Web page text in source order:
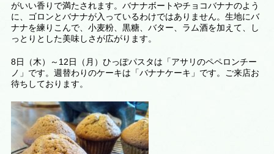
がいい香りで満たされます。バナナボートやチョコバナナのよう
に、ゴロンとバナナが入っているわけではありません。生地にバ
ナナを練りこんで、小麦粉、黒糖、バター、ラム酒を加えて、し
っとりとした美味しさが広がります。
8日（木）～12日（月）ひっぽパスタは「アサリのペペロンチー
ノ」です。週替わりのケーキは 「バナナケーキ 」です。ご来店お
待ちしております。